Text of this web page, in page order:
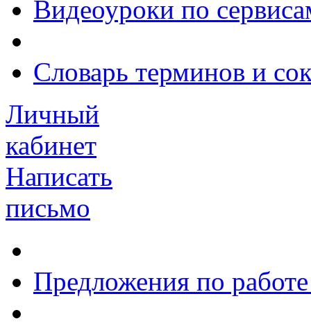
Видеоуроки по
Словарь терминов и
Личный
кабинет
Написать
письмо
Предложения по работе